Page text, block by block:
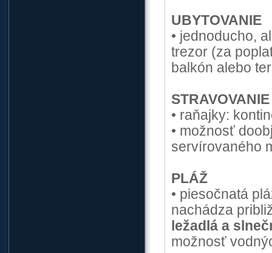
UBYTOVANIE
• jednoducho,
trezor (za
balkón alebo
STRAVOVANIE
• raňajky:
• možnosť
servírovaného
PLÁŽ
• piesočnatá
nachádza
ležadlá a
možnosť